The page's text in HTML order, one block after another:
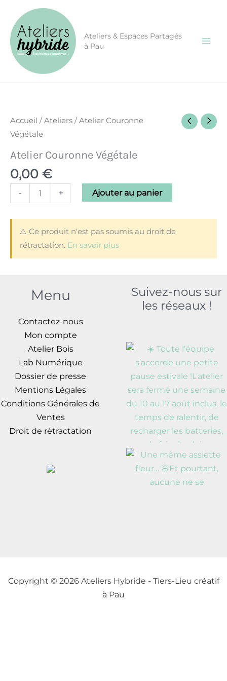
CONGÉS ÉTÉ - Les ateliers seront fermés une semaine
contenu
Ateliers & Espaces Partagés
à Pau
Accueil /Ateliers / Atelier Couronne
Végétale
Atelier Couronne Végétale
0,00 €
-
Atelier
Couronne
+ Ajouter au panier
⚠️ Ce produit n'est pas soumis au droit de
rétractation. En savoir plus
Menu
Contactez-nous
Mon compte
Atelier Bois
Lab Numérique
Dossier de presse
Mentions Légales
Conditions Générales de
Ventes
Droit de rétractation
Suivez-nous sur
les réseaux !
Copyright © 2026 Ateliers Hybride - Tiers-Lieu créatif
à Pau